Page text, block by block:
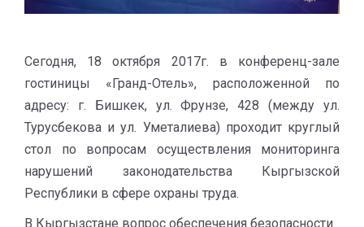
Сегодня, 18 октября 2017г. в конференц-зале
гостиницы «Гранд-Отель», расположенной по
адресу: г. Бишкек, ул. Фрунзе, 428 (между ул.
Турусбекова и ул. Уметалиева) проходит круглый
стол по вопросам осуществления мониторинга
нарушений законодательства Кыргызской
Республики в сфере охраны труда.
В Кыргызстане вопрос обеспечения безопасности